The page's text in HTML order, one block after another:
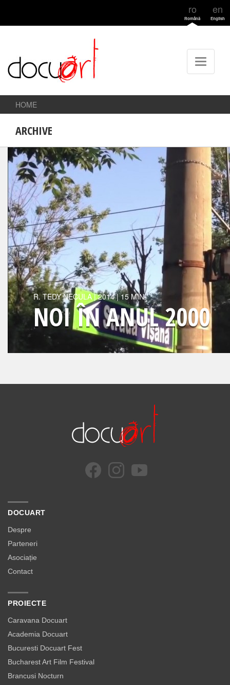
ro
Română
en
English
HOME
ARCHIVE
R.TEDY NECULA|2014| 15 MIN
NOI ÎN ANUL 2000
DOCUART
Despre
Parteneri
Asociație
Contact
PROIECTE
Caravana Docuart
Academia Docuart
Bucuresti Docuart Fest
Bucharest Art Film Festival
Brancusi Nocturn